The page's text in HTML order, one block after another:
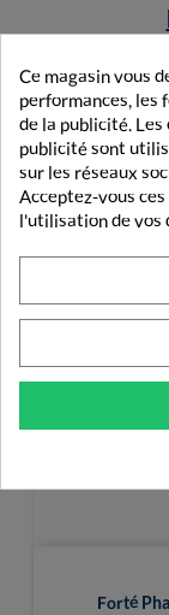
Forté
Ce magasin vous
performances, les
de la publicité.
publicité sont
sur les réseaux
Acceptez-vous
l'utilisation de vos